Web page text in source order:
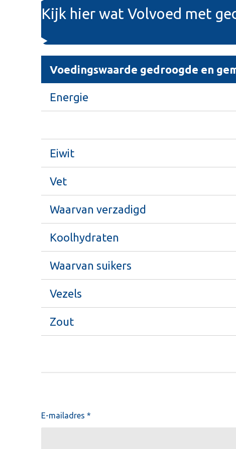
Kijk hier wat Volvoed met
Voedingswaarde gedroogde en
Energie
Eiwit
Vet
Waarvan verzadigd
Koolhydraten
Waarvan suikers
Vezels
Zout
E-mailadres *